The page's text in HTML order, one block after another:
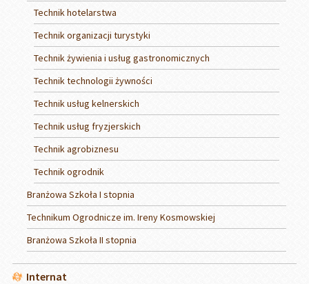
Technik hotelarstwa
Technik organizacji turystyki
Technik żywienia i usług gastronomicznych
Technik technologii żywności
Technik usług kelnerskich
Technik usług fryzjerskich
Technik agrobiznesu
Technik ogrodnik
Branżowa Szkoła I stopnia
Technikum Ogrodnicze im. Ireny Kosmowskiej
Branżowa Szkoła II stopnia
Internat